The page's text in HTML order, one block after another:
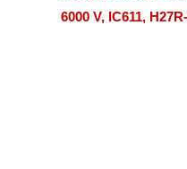
6000 V, IC611,